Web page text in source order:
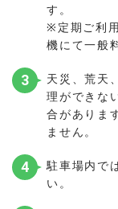
す。
※定期ご利
機にて一般
3
天災、荒天
理ができな
合がありま
ません。
4
駐車場内で
い。